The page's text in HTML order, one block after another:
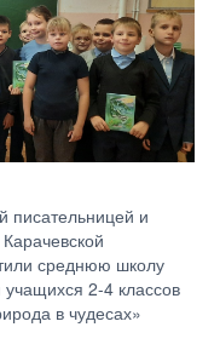
писательницей и
среднюю школу
2-4 классов
в чудесах»